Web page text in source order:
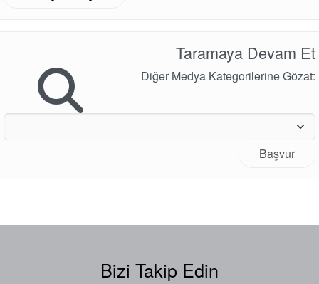
Taramaya Devam Et
Diğer Medya Kategorilerine Gözat:
Başvur
Bizi Takip Edin